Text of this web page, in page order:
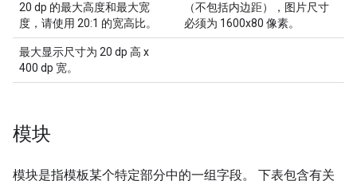
20 dp 的最大高度和最大宽
度，请使用 20:1 的宽高比。
（不包括内边距），图片尺寸
必须为 1600x80 像素。
最大显示尺寸为 20 dp 高 x
400 dp 宽。
模块
模块是指模板某个特定部分中的一组字段。 下表包含有关